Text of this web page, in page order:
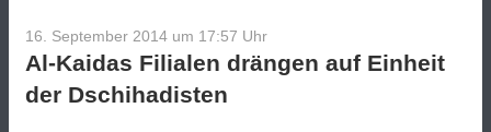
16. September 2014 um 17:57 Uhr
Al-Kaidas Filialen drängen auf Einheit
der Dschihadisten